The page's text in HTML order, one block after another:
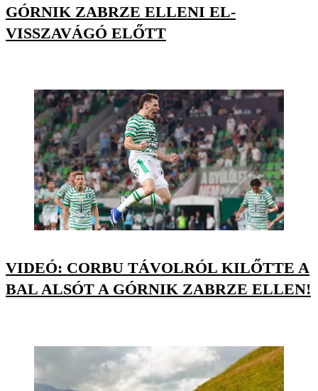
GÓRNIK ZABRZE ELLENI EL-
VISSZAVÁGÓ ELŐTT
VIDEÓ: CORBU TÁVOLRÓL KILŐTTE A
BAL ALSÓT A GÓRNIK ZABRZE ELLEN!